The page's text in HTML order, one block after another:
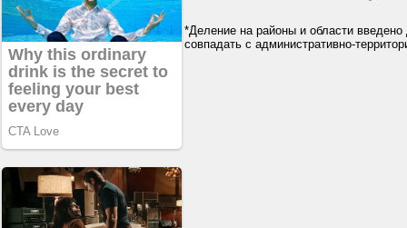
*Деление на районы и области введено
совпадать с административно-